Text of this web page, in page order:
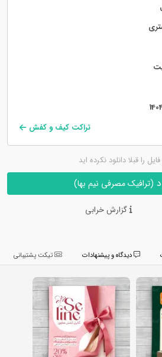
تراکت کیف و کفش
را قبلا دانلود نکرده اید
(ترافیک مصرفی نیم بها)
گزارش خرابی
تیکت پشتیبانی